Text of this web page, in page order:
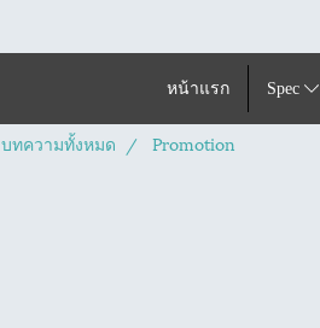
หน้าแรก Spec
บทความทั้งหมด Promotion